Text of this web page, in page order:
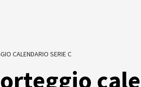
CALENDARIO SERIE C